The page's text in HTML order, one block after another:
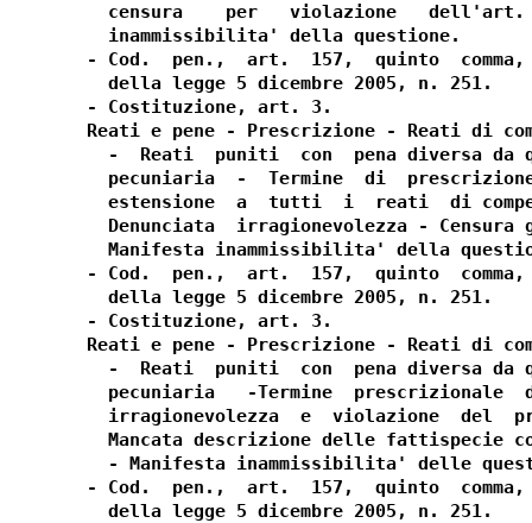
censura    per   violazione
  inammissibilita' della questione.
- Cod.  pen.,  art.  157,  quinto
  della legge 5 dicembre 2005, n. 251.
- Costituzione, art. 3.
Reati e pene - Prescrizione - Reati di
-  Reati  puniti  con  pena diversa da
pecuniaria  -  Termine  di
estensione  a  tutti  i  reati  di
Denunciata  irragionevolezza - Censura
Manifesta inammissibilita' della
- Cod.  pen.,  art.  157,  quinto
  della legge 5 dicembre 2005, n. 251.
- Costituzione, art. 3.
Reati e pene - Prescrizione - Reati di
-  Reati  puniti  con  pena diversa da
pecuniaria   -Termine  prescrizionale
irragionevolezza  e  violazione  del
Mancata descrizione delle fattispecie
- Manifesta inammissibilita' delle
- Cod.  pen.,  art.  157,  quinto
  della legge 5 dicembre 2005, n. 251.